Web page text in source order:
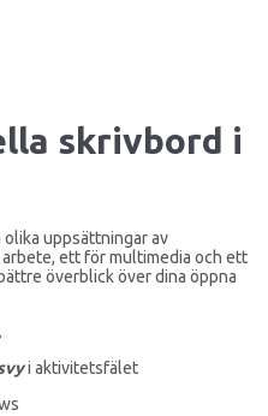
skrivbord i
uppsättningar av
ett för multimedia och ett
överblick över dina öppna
i aktivitetsfälet